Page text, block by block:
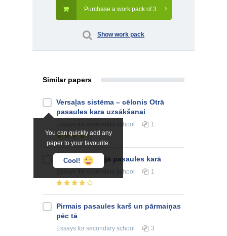
Purchase a work pack of 3
Show work pack
Similar papers
You can quickly add any
paper to your favourite.
Cool!
Versaļas sistēma – cēlonis Otrā
pasaules kara uzsākšanai
for secondary school 1
Latvieši Pirmajā pasaules karā
for secondary school 1
Pirmais pasaules karš un pārmaiņas
pēc tā
Essays for secondary school 3